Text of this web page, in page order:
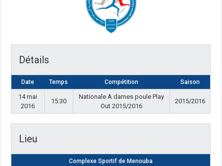
Détails
Date Temps Compétition Saison
14 mai
2016
15:30
Nationale A dames poule Play
Out 2015/2016
2015/2016
Lieu
Complexe Sportif de Menouba